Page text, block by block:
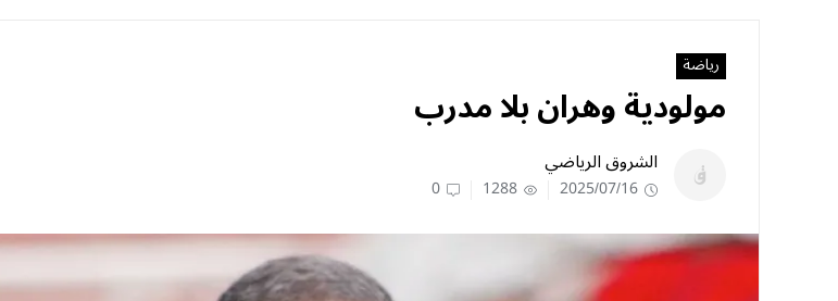
رياضة
مولودية وهران بلا مدرب
الشروق الرياضي
2025/07/16
1288
0